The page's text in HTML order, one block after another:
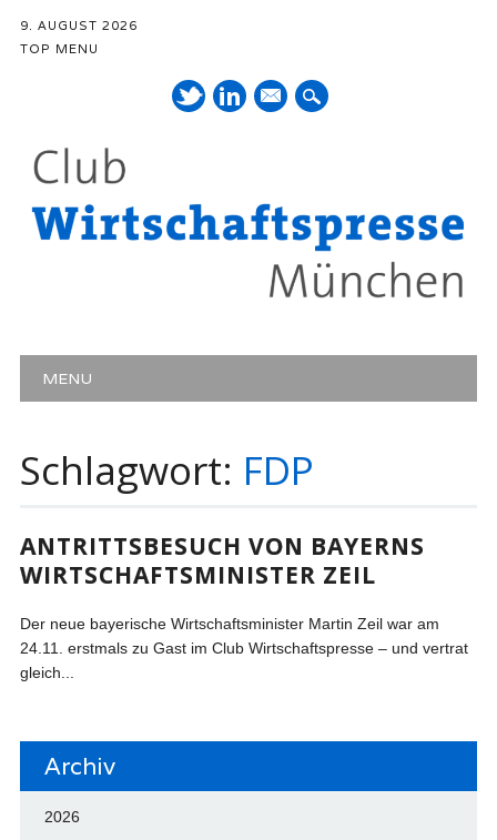
9. AUGUST 2026
TOP MENU
Mail
Hauptmenü
MENU
Schlagwort: FDP
ANTRITTSBESUCH VON BAYERNS
WIRTSCHAFTSMINISTER ZEIL
Der neue bayerische Wirtschaftsminister Martin Zeil war am
24.11. erstmals zu Gast im Club Wirtschaftspresse – und vertrat
gleich...
Archiv
2026